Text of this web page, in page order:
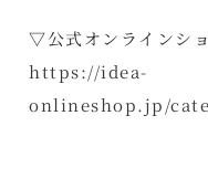
▽公式オンラインシ
https://idea-
onlineshop.jp/